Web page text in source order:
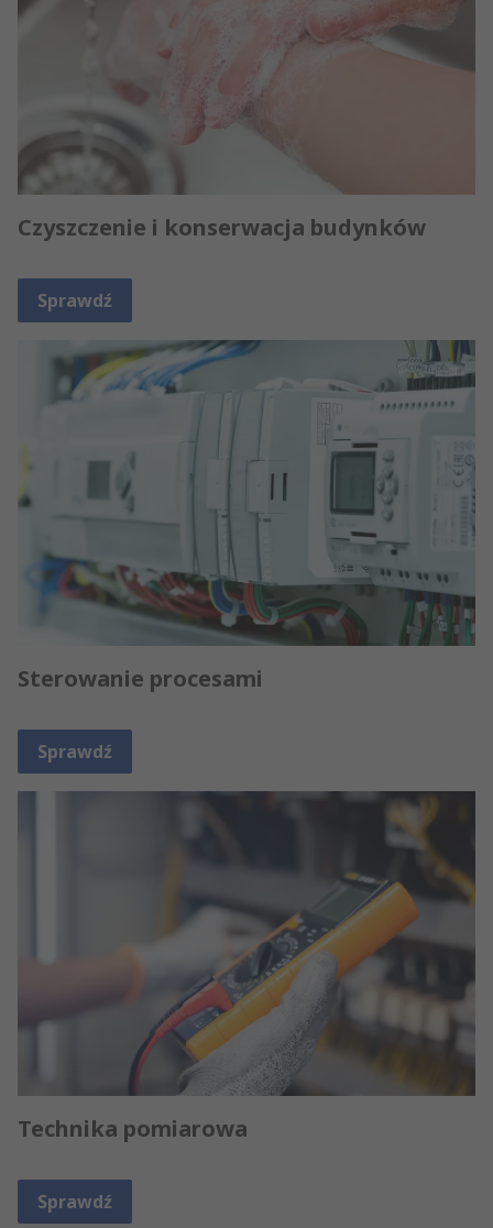
Czyszczenie i konserwacja budynków
Sprawdź
Sterowanie procesami
Sprawdź
Technika pomiarowa
Sprawdź